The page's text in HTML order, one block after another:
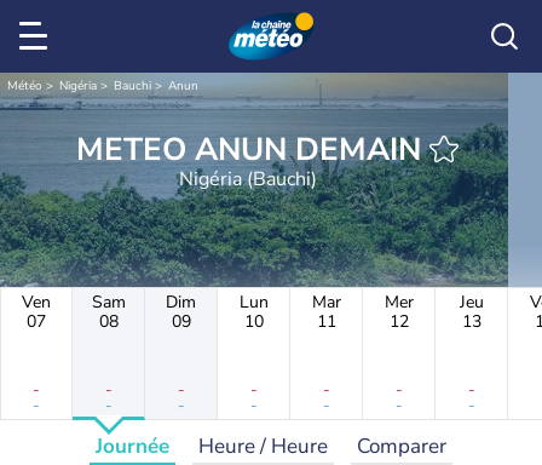
Météo Nigéria Bauchi Anun
METEO ANUN DEMAIN
Nigéria (Bauchi)
Ven
07
-
-
Sam
08
-
-
Dim
09
-
-
Lun
10
-
-
Mar
11
-
-
Mer
12
-
-
Jeu
13
-
-
Journée Heure / Heure Comparer